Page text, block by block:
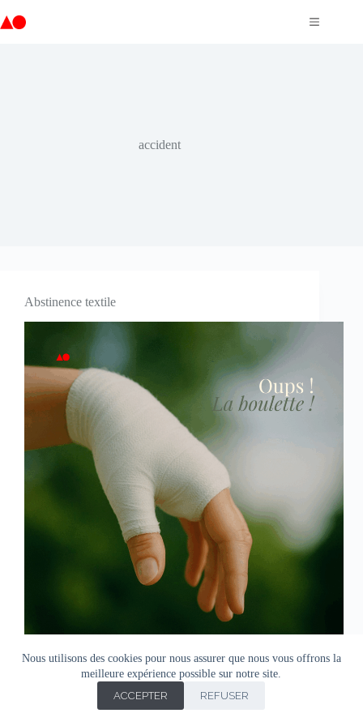
au
Nous utilisons des cookies pour nous assurer que nous vous offrons la
meilleure expérience possible sur notre site.
ACCEPTER
REFUSER
accident
Abstinence textile